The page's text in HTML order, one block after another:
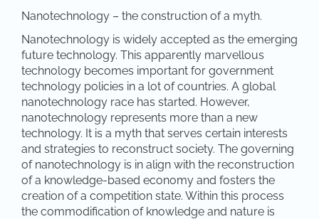
Nanotechnology – the construction of a myth.
Nanotechnology is widely accepted as the emerging
future technology. This apparently marvellous
technology becomes important for government
technology policies in a lot of countries. A global
nanotechnology race has started. However,
nanotechnology represents more than a new
technology. It is a myth that serves certain interests
and strategies to reconstruct society. The governing
of nanotechnology is in align with the reconstruction
of a knowledge-based economy and fosters the
creation of a competition state. Within this process
the commodification of knowledge and nature is